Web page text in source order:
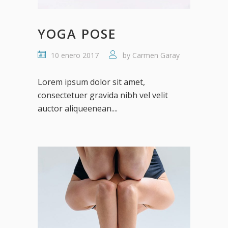
YOGA POSE
10 enero 2017 by Carmen Garay
Lorem ipsum dolor sit amet,
consectetuer gravida nibh vel velit
auctor aliqueenean....